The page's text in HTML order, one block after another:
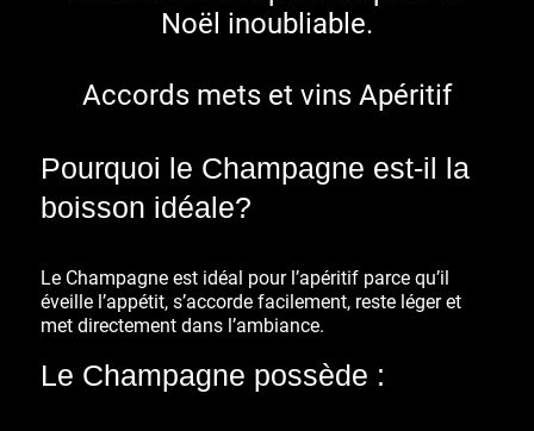
Noël inoubliable.
Accords mets et vins Apéritif
Pourquoi le Champagne est-il la
boisson idéale?
Le Champagne est idéal pour l’apéritif parce qu’il
éveille l’appétit,s’accorde facilement, reste légeret
met directement dans l’ambiance.
Le Champagne possède :